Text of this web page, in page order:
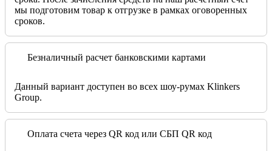
мы подготовим товар к отгрузке в рамках оговоренных
сроков.
Безналичный расчет банковскими картами
Данный вариант доступен во всех шоу-румах Klinkers
Group.
Оплата счета через QR код или СБП QR код